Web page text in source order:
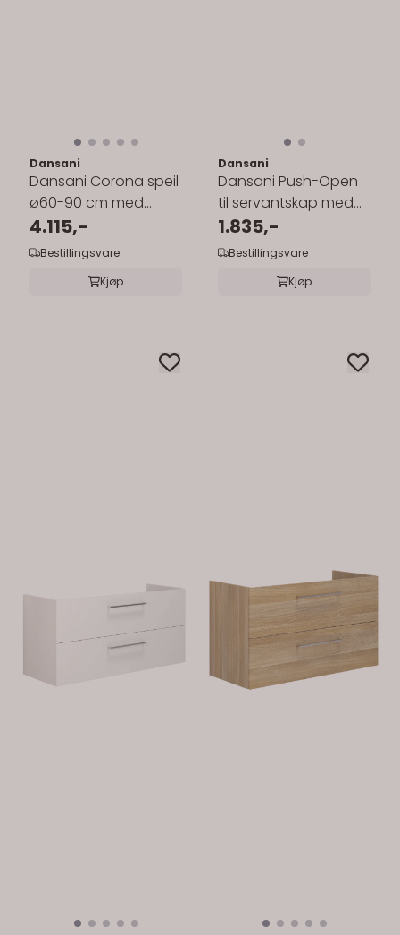
Dansani
Dansani Corona speil
ø60-90 cm med
belysning
4.115,-
Bestillingsvare
Kjøp
Dansani
Dansani Push-Open
til servantskap med
to skuffer
1.835,-
Bestillingsvare
Kjøp